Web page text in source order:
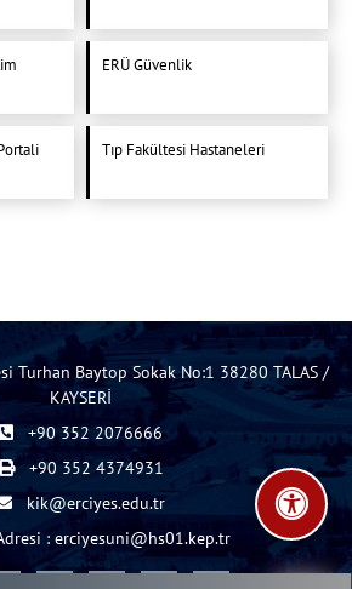
ERÜ Güvenlik
Tıp Fakültesi Hastaneleri
Turhan Baytop Sokak No:1 38280 TALAS /
KAYSERİ
+90 352 2076666
+90 352 4374931
kik@erciyes.edu.tr
: erciyesuni@hs01.kep.tr